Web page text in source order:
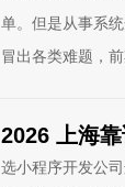
单。但是从事系
冒出各类难题，
2026 上海
选小程序开发公